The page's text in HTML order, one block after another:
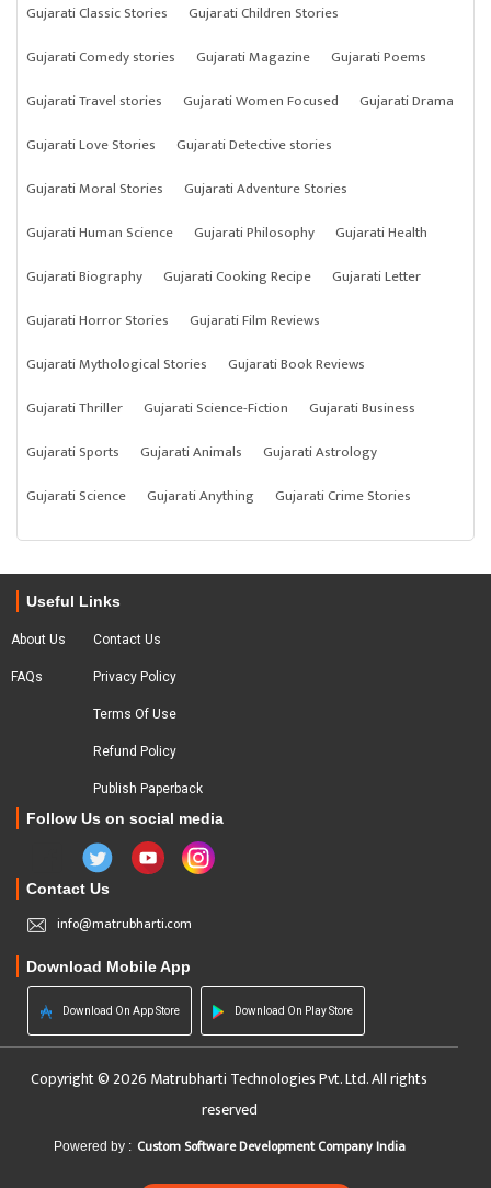
Gujarati Classic Stories
Gujarati Children Stories
Gujarati Comedy stories
Gujarati Magazine
Gujarati Poems
Gujarati Travel stories
Gujarati Women Focused
Gujarati Drama
Gujarati Love Stories
Gujarati Detective stories
Gujarati Moral Stories
Gujarati Adventure Stories
Gujarati Human Science
Gujarati Philosophy
Gujarati Health
Gujarati Biography
Gujarati Cooking Recipe
Gujarati Letter
Gujarati Horror Stories
Gujarati Film Reviews
Gujarati Mythological Stories
Gujarati Book Reviews
Gujarati Thriller
Gujarati Science-Fiction
Gujarati Business
Gujarati Sports
Gujarati Animals
Gujarati Astrology
Gujarati Science
Gujarati Anything Gujarati Crime Stories
Useful Links
About Us
FAQs
Contact Us
Privacy Policy
Terms Of Use
Refund Policy
Publish Paperback
Follow Us on social media
Contact Us
info@matrubharti.com
Download Mobile App
Download On App Store Download On Play Store
Copyright © 2026 Matrubharti Technologies Pvt. Ltd. All rights
reserved
Powered by : Custom Software Development Company India